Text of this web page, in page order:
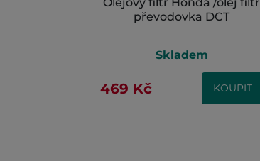
Olejový filtr Honda /olej filtr
převodovka DCT
Skladem
469 Kč KOUPIT